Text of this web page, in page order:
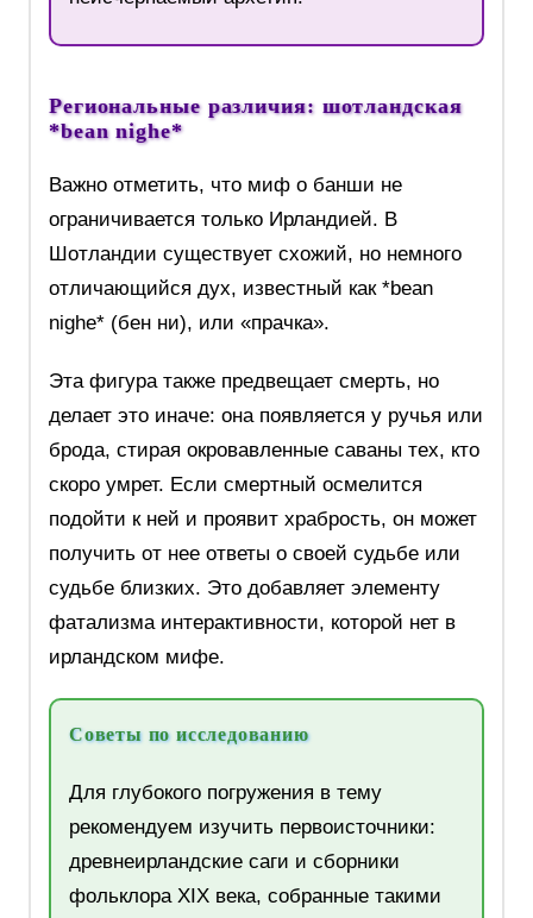
Региональные различия: шотландская
*bean nighe*
Важно отметить, что миф о банши не
ограничивается только Ирландией. В
Шотландии существует схожий, но немного
отличающийся дух, известный как *bean
nighe* (бен ни), или «прачка».
Эта фигура также предвещает смерть, но
делает это иначе: она появляется у ручья или
брода, стирая окровавленные саваны тех, кто
скоро умрет. Если смертный осмелится
подойти к ней и проявит храбрость, он может
получить от нее ответы о своей судьбе или
судьбе близких. Это добавляет элементу
фатализма интерактивности, которой нет в
ирландском мифе.
Советы по исследованию
Для глубокого погружения в тему
рекомендуем изучить первоисточники:
древнеирландские саги и сборники
фольклора XIX века, собранные такими